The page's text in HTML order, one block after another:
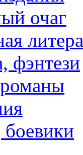
очаг
фэнтези